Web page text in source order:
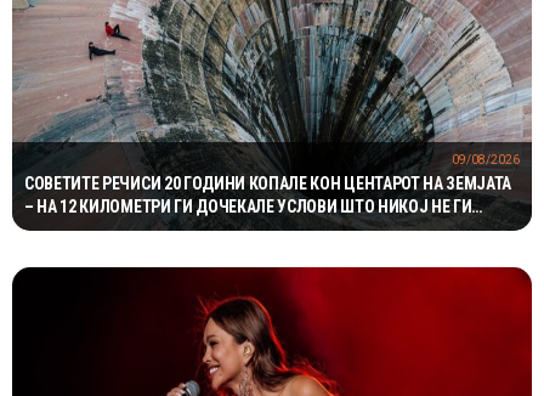
СОВЕТИТЕ РЕЧИСИ 20 ГОДИНИ КОПАЛЕ КОН ЦЕНТАРОТ НА ЗЕМЈАТА
– НА 12 КИЛОМЕТРИ ГИ ДОЧЕКАЛЕ УСЛОВИ ШТО НИКОЈ НЕ ГИ
ОЧЕКУВАЛ
09/08/2026